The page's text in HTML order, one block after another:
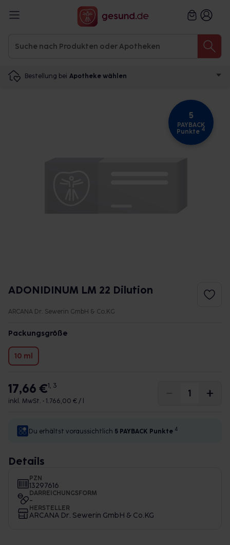
Bestellung bei Apotheke wählen
5
PAYBACK
Punkte 4
ADONIDINUM LM 22 Dilution
ARCANA Dr. Sewerin GmbH & Co.KG
Packungsgröße
10 ml
17,66 €1, 3
inkl. MwSt. • 1.766,00 € / l
Du erhältst voraussichtlich 5 PAYBACK Punkte 4
Details
PZN
13297616
DARREICHUNGSFORM
-
HERSTELLER
ARCANA Dr. Sewerin GmbH & Co.KG